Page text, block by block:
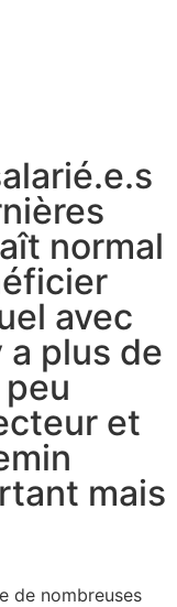
normal
avec
a plus de
et
mais
de nombreuses